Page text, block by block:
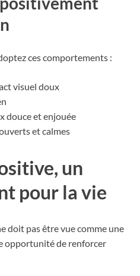
ces comportements :
visuel doux
douce et enjouée
et calmes
un
pour la vie
doit pas être vue comme une
opportunité de renforcer